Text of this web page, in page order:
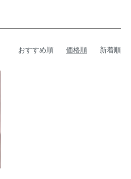
おすすめ順 価格順 新着順